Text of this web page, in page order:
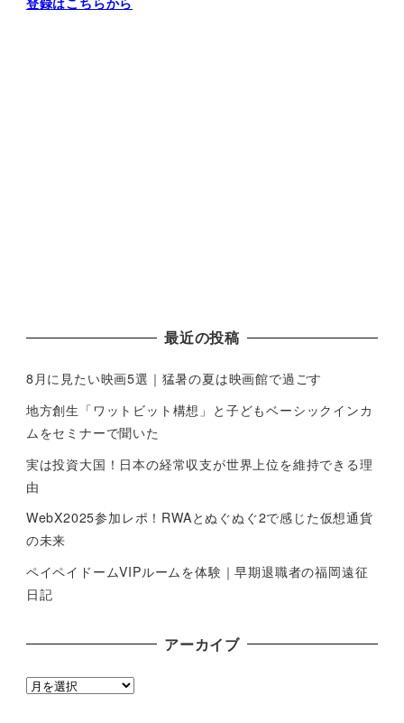
最近の投稿
8月に見たい映画5選｜猛暑の夏は映画館で過ごす
地方創生「ワットビット構想」と子どもベーシックインカ
ムをセミナーで聞いた
実は投資大国！日本の経常収支が世界上位を維持できる理
由
WebX2025参加レポ！RWAとぬぐぬぐ2で感じた仮想通貨
の未来
ペイペイドームVIPルームを体験｜早期退職者の福岡遠征
日記
アーカイブ
ア